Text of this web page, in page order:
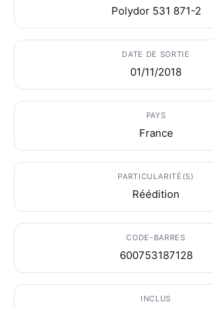
Polydor 531 871-2
DATE DE SORTIE
01/11/2018
PAYS
France
PARTICULARITÉ(S)
Réédition
CODE-BARRES
600753187128
INCLUS